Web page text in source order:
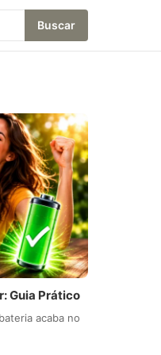
Buscar
Guia Prático
acaba no